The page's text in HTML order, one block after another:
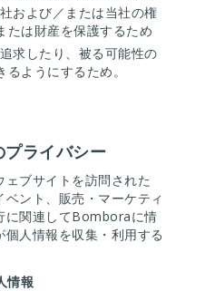
および／または当社の権
たは財産を保護するため
求したり、被る可能性の
ようにするため。
ライバシー
ブサイトを訪問された
ント、販売・マーケティ
に関連してBomboraに情
人情報を収集・利用する
情報